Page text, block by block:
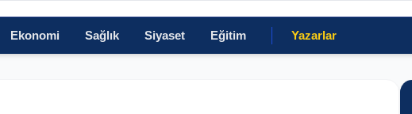
Ekonomi Sağlık Siyaset Eğitim Yazarlar